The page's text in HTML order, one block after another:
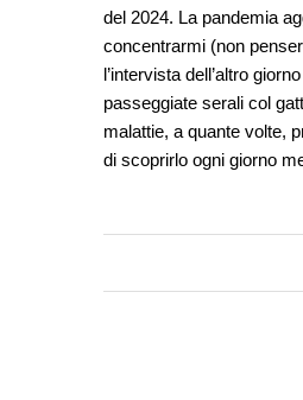
del 2024. La pandemia
concentrarmi (non
l’intervista dell’altro
passeggiate serali col
malattie, a quante volte,
di scoprirlo ogni giorno